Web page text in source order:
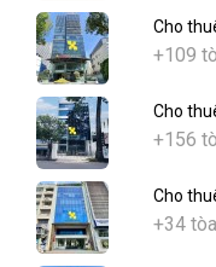
Cho
+109
Cho
+156
Cho
+34